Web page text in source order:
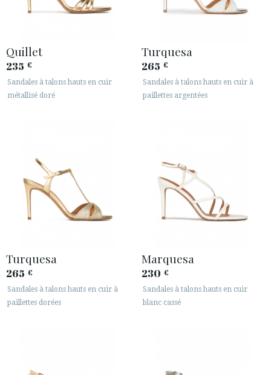
Quillet
235 €
Sandales à talons hauts en cuir
métallisé doré
Turquesa
265 €
Sandales à talons hauts en cuir à
paillettes argentées
Turquesa
265 €
Sandales à talons hauts en cuir à
paillettes dorées
Marquesa
230 €
Sandales à talons hauts en cuir
blanc cassé